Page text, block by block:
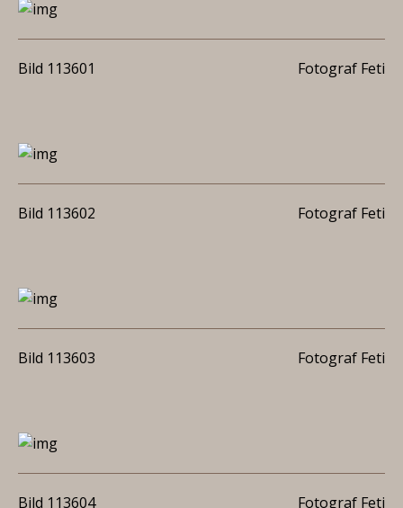
Bild 113601 Fotograf Feti
Bild 113602 Fotograf Feti
Bild 113603 Fotograf Feti
Bild 113604 Fotograf Feti